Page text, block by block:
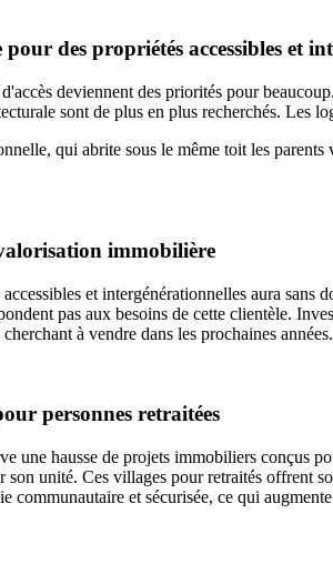
des propriétés accessibles et
deviennent des priorités pour
sont de plus en plus recherchés. Les
qui abrite sous le même toit les
immobilière
et intergénérationnelles aura
pas aux besoins de cette clientèle.
à vendre dans les prochaines années.
personnes retraitées
une hausse de projets immobiliers conçus
son unité. Ces villages pour retraités offrent
communautaire et sécurisée, ce qui